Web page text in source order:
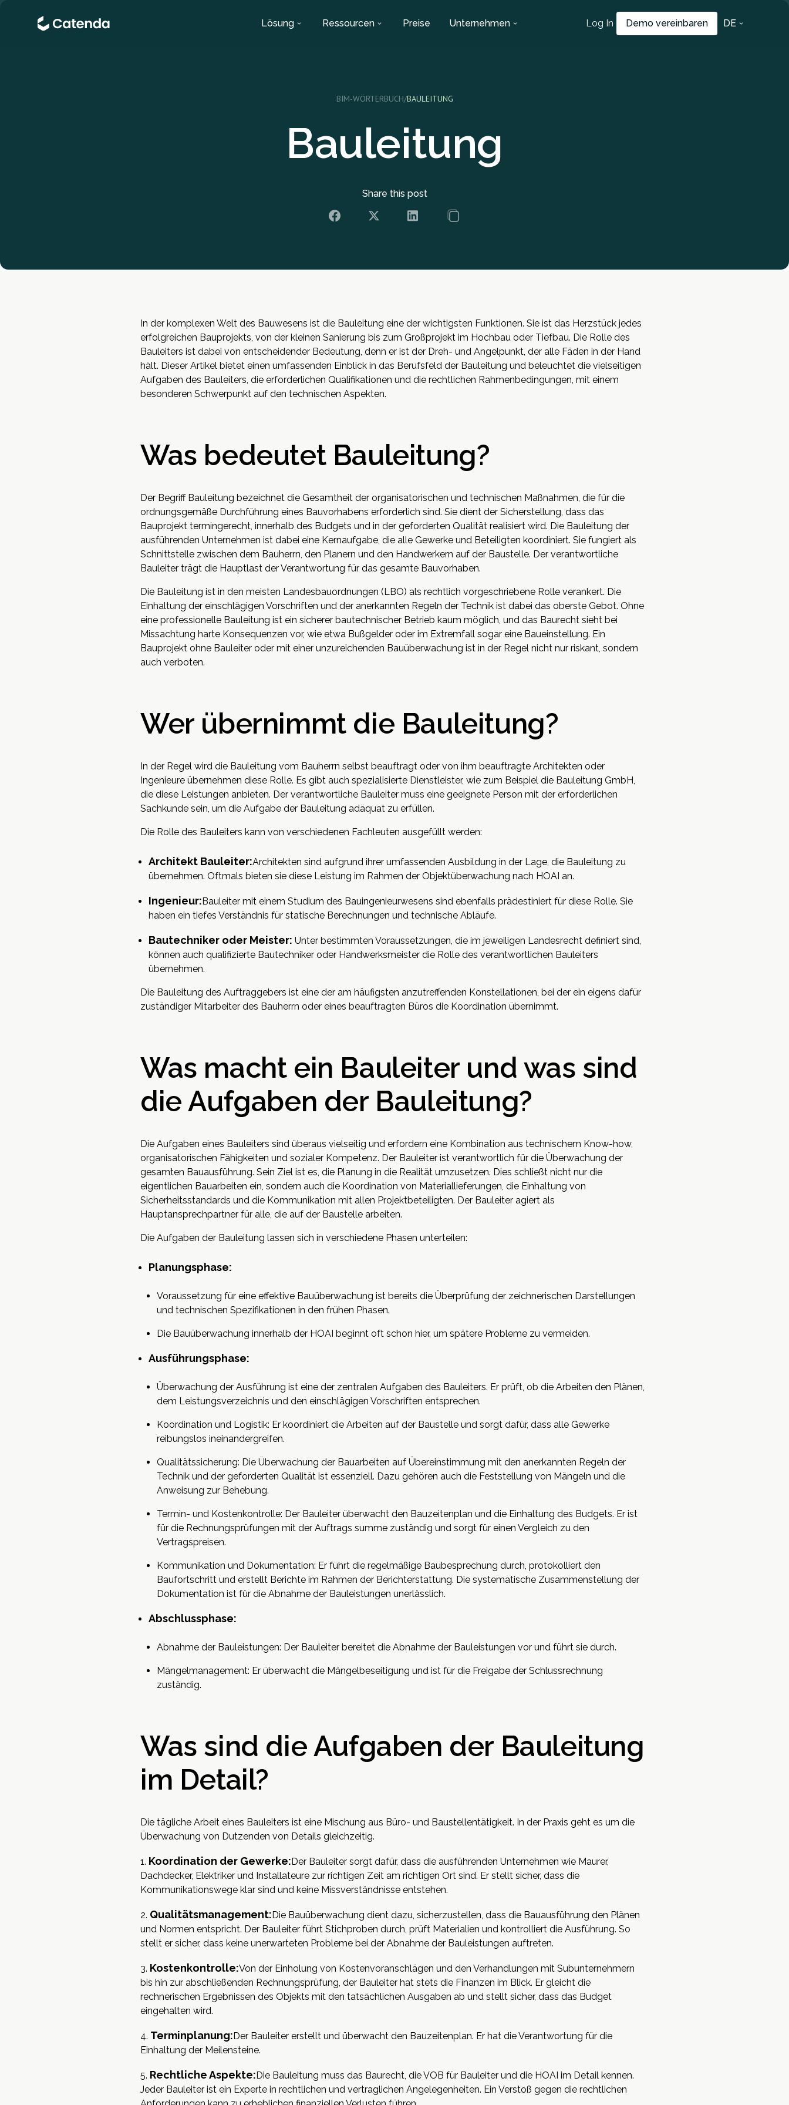
Lösung Ressourcen Preise Unternehmen Log In Demo vereinbaren DE
BIM-WÖRTERBUCH/BAULEITUNG
Bauleitung
Share this post
In der komplexen Welt des Bauwesens ist die Bauleitung eine der wichtigsten Funktionen. Sie ist das Herzstück jedes
erfolgreichen Bauprojekts, von der kleinen Sanierung bis zum Großprojekt im Hochbau oder Tiefbau. Die Rolle des
Bauleiters ist dabei von entscheidender Bedeutung, denn er ist der Dreh- und Angelpunkt, der alle Fäden in der Hand
hält. Dieser Artikel bietet einen umfassenden Einblick in das Berufsfeld der Bauleitung und beleuchtet die vielseitigen
Aufgaben des Bauleiters, die erforderlichen Qualifikationen und die rechtlichen Rahmenbedingungen, mit einem
besonderen Schwerpunkt auf den technischen Aspekten.
Was bedeutet Bauleitung?
Der Begriff Bauleitung bezeichnet die Gesamtheit der organisatorischen und technischen Maßnahmen, die für die
ordnungsgemäße Durchführung eines Bauvorhabens erforderlich sind. Sie dient der Sicherstellung, dass das
Bauprojekt termingerecht, innerhalb des Budgets und in der geforderten Qualität realisiert wird. Die Bauleitung der
ausführenden Unternehmen ist dabei eine Kernaufgabe, die alle Gewerke und Beteiligten koordiniert. Sie fungiert als
Schnittstelle zwischen dem Bauherrn, den Planern und den Handwerkern auf der Baustelle. Der verantwortliche
Bauleiter trägt die Hauptlast der Verantwortung für das gesamte Bauvorhaben.
Die Bauleitung ist in den meisten Landesbauordnungen (LBO) als rechtlich vorgeschriebene Rolle verankert. Die
Einhaltung der einschlägigen Vorschriften und der anerkannten Regeln der Technik ist dabei das oberste Gebot. Ohne
eine professionelle Bauleitung ist ein sicherer bautechnischer Betrieb kaum möglich, und das Baurecht sieht bei
Missachtung harte Konsequenzen vor, wie etwa Bußgelder oder im Extremfall sogar eine Baueinstellung. Ein
Bauprojekt ohne Bauleiter oder mit einer unzureichenden Bauüberwachung ist in der Regel nicht nur riskant, sondern
auch verboten.
Wer übernimmt die Bauleitung?
In der Regel wird die Bauleitung vom Bauherrn selbst beauftragt oder von ihm beauftragte Architekten oder
Ingenieure übernehmen diese Rolle. Es gibt auch spezialisierte Dienstleister, wie zum Beispiel die Bauleitung GmbH,
die diese Leistungen anbieten. Der verantwortliche Bauleiter muss eine geeignete Person mit der erforderlichen
Sachkunde sein, um die Aufgabe der Bauleitung adäquat zu erfüllen.
Die Rolle des Bauleiters kann von verschiedenen Fachleuten ausgefüllt werden:
Architekt Bauleiter:Architekten sind aufgrund ihrer umfassenden Ausbildung in der Lage, die Bauleitung zu
übernehmen. Oftmals bieten sie diese Leistung im Rahmen der Objektüberwachung nach HOAI an.
Ingenieur:Bauleiter mit einem Studium des Bauingenieurwesens sind ebenfalls prädestiniert für diese Rolle. Sie
haben ein tiefes Verständnis für statische Berechnungen und technische Abläufe.
Bautechniker oder Meister: Unter bestimmten Voraussetzungen, die im jeweiligen Landesrecht definiert sind,
können auch qualifizierte Bautechniker oder Handwerksmeister die Rolle des verantwortlichen Bauleiters
übernehmen.
Die Bauleitung des Auftraggebers ist eine der am häufigsten anzutreffenden Konstellationen, bei der ein eigens dafür
zuständiger Mitarbeiter des Bauherrn oder eines beauftragten Büros die Koordination übernimmt.
Was macht ein Bauleiter und was sind
die Aufgaben der Bauleitung?
Die Aufgaben eines Bauleiters sind überaus vielseitig und erfordern eine Kombination aus technischem Know-how,
organisatorischen Fähigkeiten und sozialer Kompetenz. Der Bauleiter ist verantwortlich für die Überwachung der
gesamten Bauausführung. Sein Ziel ist es, die Planung in die Realität umzusetzen. Dies schließt nicht nur die
eigentlichen Bauarbeiten ein, sondern auch die Koordination von Materiallieferungen, die Einhaltung von
Sicherheitsstandards und die Kommunikation mit allen Projektbeteiligten. Der Bauleiter agiert als
Hauptansprechpartner für alle, die auf der Baustelle arbeiten.
Die Aufgaben der Bauleitung lassen sich in verschiedene Phasen unterteilen:
Planungsphase:
Voraussetzung für eine effektive Bauüberwachung ist bereits die Überprüfung der zeichnerischen Darstellungen
und technischen Spezifikationen in den frühen Phasen.
Die Bauüberwachung innerhalb der HOAI beginnt oft schon hier, um spätere Probleme zu vermeiden.
Ausführungsphase:
Überwachung der Ausführung ist eine der zentralen Aufgaben des Bauleiters. Er prüft, ob die Arbeiten den Plänen,
dem Leistungsverzeichnis und den einschlägigen Vorschriften entsprechen.
Koordination und Logistik: Er koordiniert die Arbeiten auf der Baustelle und sorgt dafür, dass alle Gewerke
reibungslos ineinandergreifen.
Qualitätssicherung: Die Überwachung der Bauarbeiten auf Übereinstimmung mit den anerkannten Regeln der
Technik und der geforderten Qualität ist essenziell. Dazu gehören auch die Feststellung von Mängeln und die
Anweisung zur Behebung.
Termin- und Kostenkontrolle: Der Bauleiter überwacht den Bauzeitenplan und die Einhaltung des Budgets. Er ist
für die Rechnungsprüfungen mit der Auftrags summe zuständig und sorgt für einen Vergleich zu den
Vertragspreisen.
Kommunikation und Dokumentation: Er führt die regelmäßige Baubesprechung durch, protokolliert den
Baufortschritt und erstellt Berichte im Rahmen der Berichterstattung. Die systematische Zusammenstellung der
Dokumentation ist für die Abnahme der Bauleistungen unerlässlich.
Abschlussphase:
Abnahme der Bauleistungen: Der Bauleiter bereitet die Abnahme der Bauleistungen vor und führt sie durch.
Mängelmanagement: Er überwacht die Mängelbeseitigung und ist für die Freigabe der Schlussrechnung
zuständig.
Was sind die Aufgaben der Bauleitung
im Detail?
Die tägliche Arbeit eines Bauleiters ist eine Mischung aus Büro- und Baustellentätigkeit. In der Praxis geht es um die
Überwachung von Dutzenden von Details gleichzeitig.
Koordination der Gewerke:Der Bauleiter sorgt dafür, dass die ausführenden Unternehmen wie Maurer,
Dachdecker, Elektriker und Installateure zur richtigen Zeit am richtigen Ort sind. Er stellt sicher, dass die
Kommunikationswege klar sind und keine Missverständnisse entstehen.
Qualitätsmanagement:Die Bauüberwachung dient dazu, sicherzustellen, dass die Bauausführung den Plänen
und Normen entspricht. Der Bauleiter führt Stichproben durch, prüft Materialien und kontrolliert die Ausführung. So
stellt er sicher, dass keine unerwarteten Probleme bei der Abnahme der Bauleistungen auftreten.
Kostenkontrolle:Von der Einholung von Kostenvoranschlägen und den Verhandlungen mit Subunternehmern
bis hin zur abschließenden Rechnungsprüfung, der Bauleiter hat stets die Finanzen im Blick. Er gleicht die
rechnerischen Ergebnissen des Objekts mit den tatsächlichen Ausgaben ab und stellt sicher, dass das Budget
eingehalten wird.
Terminplanung:Der Bauleiter erstellt und überwacht den Bauzeitenplan. Er hat die Verantwortung für die
Einhaltung der Meilensteine.
Rechtliche Aspekte:Die Bauleitung muss das Baurecht, die VOB für Bauleiter und die HOAI im Detail kennen.
Jeder Bauleiter ist ein Experte in rechtlichen und vertraglichen Angelegenheiten. Ein Verstoß gegen die rechtlichen